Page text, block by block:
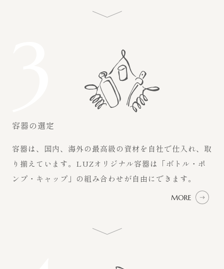
容器の選定
容器は、国内、海外の最高級の資材を自社で仕入れ、取
り揃えています。LUZオリジナル容器は「ボトル・ポ
ンプ・キャップ」の組み合わせが自由にできます。
MORE